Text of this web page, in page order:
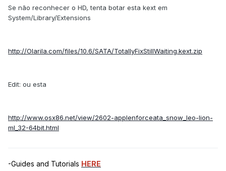
Se não reconhecer o HD, tenta botar esta kext em
System/Library/Extensions
http://Olarila.com/files/10.6/SATA/TotallyFixStillWaiting.kext.zip
Edit: ou esta
http://www.osx86.net/view/2602-applenforceata_snow_leo-lion-
ml_32-64bit.html
-Guides and Tutorials HERE